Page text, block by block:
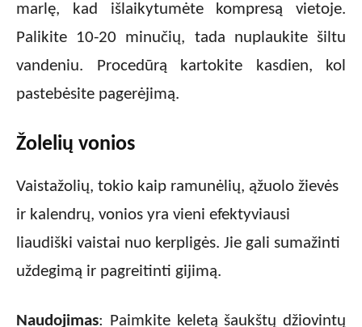
marlę, kad išlaikytumėte kompresą vietoje.
Palikite 10-20 minučių, tada nuplaukite šiltu
vandeniu. Procedūrą kartokite kasdien, kol
pastebėsite pagerėjimą.
Žolelių vonios
Vaistažolių, tokio kaip ramunėlių, ąžuolo žievės
ir kalendrų, vonios yra vieni efektyviausi
liaudiški vaistai nuo kerpligės. Jie gali sumažinti
uždegimą ir pagreitinti gijimą.
Naudojimas: Paimkite keletą šaukštų džiovintų